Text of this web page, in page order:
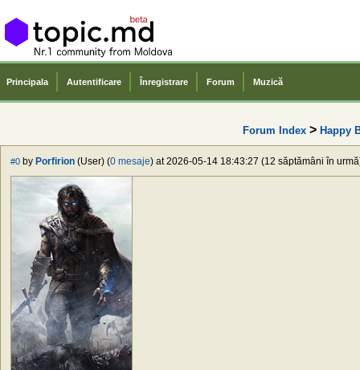
Principala Autentificare Înregistrare Forum Muzică
Forum Index> Happy
#0 by Porfirion (User) (0 mesaje) at 2026-05-14 18:43:27 (12 săptămâni în